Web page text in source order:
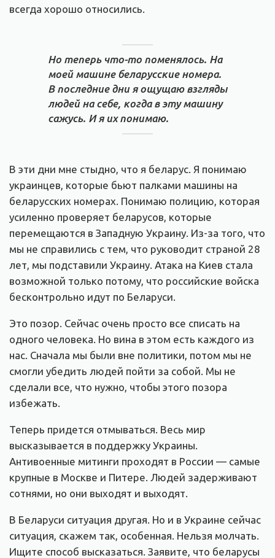
всегда хорошо относились.
Но теперь что-то поменялось. На
моей машине беларусские номера.
В последние дни я ощущаю взгляды
людей на себе, когда в эту машину
сажусь. И я их понимаю.
В эти дни мне стыдно, что я беларус. Я понимаю
украинцев, которые бьют палками машины на
беларусских номерах. Понимаю полицию, которая
усиленно проверяет беларусов, которые
перемещаются в Западную Украину. Из-за того, что
мы не справились с тем, что руководит страной 28
лет, мы подставили Украину. Атака на Киев стала
возможной только потому, что российские войска
бесконтрольно идут по Беларуси.
Это позор. Сейчас очень просто все списать на
одного человека. Но вина в этом есть каждого из
нас. Сначала мы были вне политики, потом мы не
смогли убедить людей пойти за собой. Мы не
сделали все, что нужно, чтобы этого позора
избежать.
Теперь придется отмываться. Весь мир
высказывается в поддержку Украины.
Антивоенные митинги проходят в России — самые
крупные в Москве и Питере. Людей задерживают
сотнями, но они выходят и выходят.
В Беларуси ситуация другая. Но и в Украине сейчас
ситуация, скажем так, особенная. Нельзя молчать.
Ищите способ высказаться. Заявите, что беларусы